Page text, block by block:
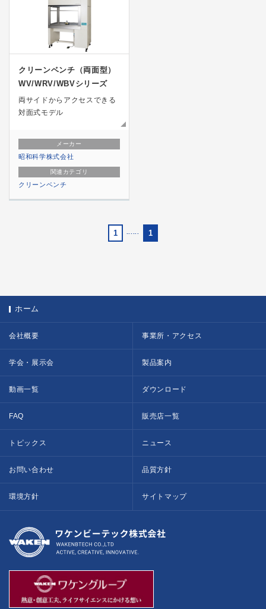
クリーンベンチ（両面型）
WV/WRV/WBVシリーズ
両サイドからアクセスできる
対面式モデル
メーカー
昭和科学株式会社
関連カテゴリ
クリーンベンチ
1 1
ホーム
会社概要 事業所・アクセス
学会・展示会 製品案内
動画一覧 ダウンロード
FAQ 販売店一覧
トピックス ニュース
お問い合わせ 品質方針
環境方針 サイトマップ